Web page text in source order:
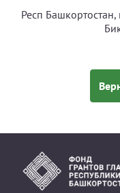
Респ Башкортостан,